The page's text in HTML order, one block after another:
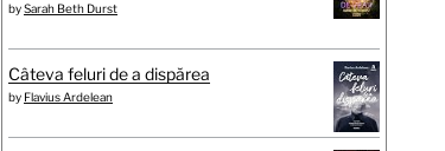
bySarah Beth Durst
Câteva feluri de a dispărea
by Flavius Ardelean